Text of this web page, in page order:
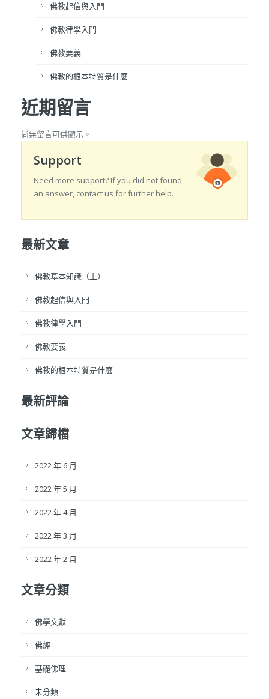
佛教起信與入門
佛教律學入門
佛教要義
佛教的根本特質是什麼
近期留言
尚無留言可供顯示。
Support
Need more support? If you did not found
an answer, contact us for further help.
最新文章
佛教基本知識（上）
佛教起信與入門
佛教律學入門
佛教要義
佛教的根本特質是什麼
最新評論
文章歸檔
2022 年 6 月
2022 年 5 月
2022 年 4 月
2022 年 3 月
2022 年 2 月
文章分類
佛學文獻
佛經
基礎佛理
未分類